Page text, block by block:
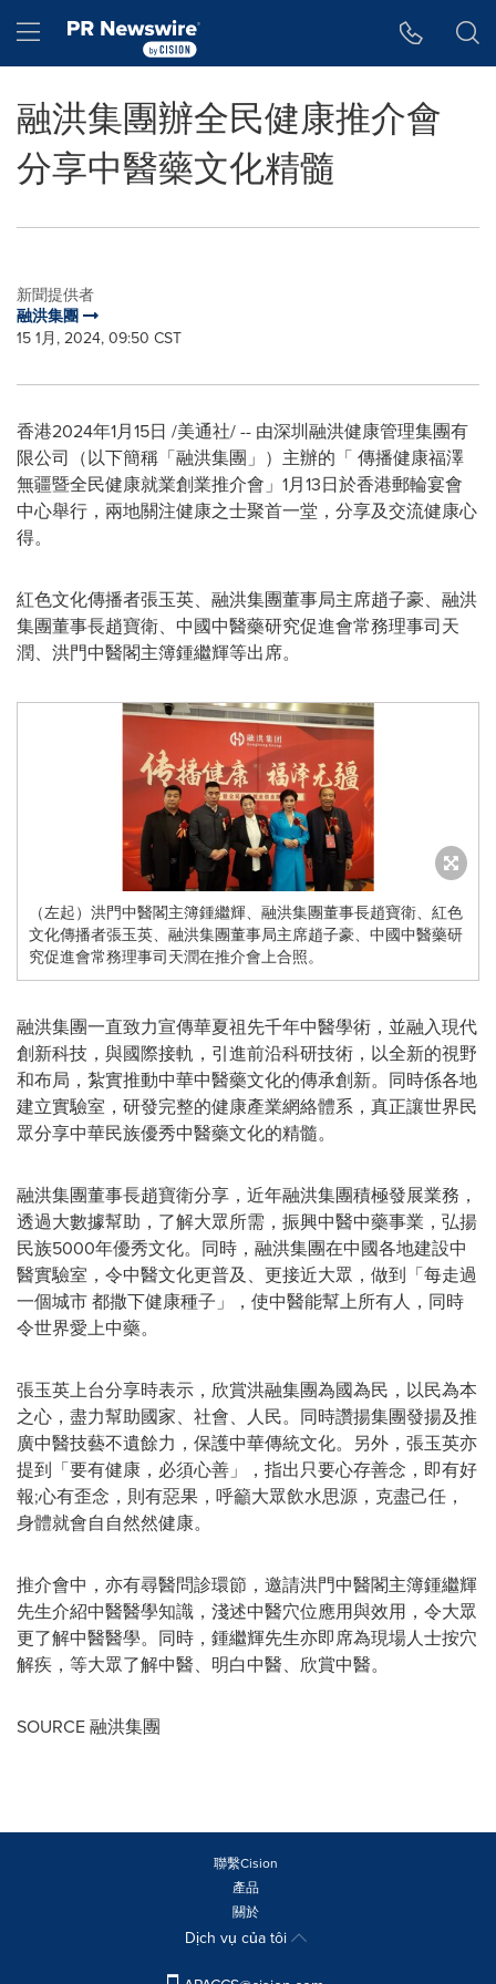
Hamburger menu
融洪集團辦全民健康推介會
分享中醫藥文化精髓
新聞提供者
融洪集團
15 1月, 2024, 09:50 CST
香港2024年1月15日 /美通社/ -- 由深圳融洪健康管理集團有
限公司（以下簡稱「融洪集團」）主辦的「 傳播健康福澤
無疆暨全民健康就業創業推介會」1月13日於香港郵輪宴會
中心舉行，兩地關注健康之士聚首一堂，分享及交流健康心
得。
紅色文化傳播者張玉英、融洪集團董事局主席趙子豪、融洪
集團董事長趙寶衛、中國中醫藥研究促進會常務理事司天
潤、洪門中醫閣主簿鍾繼輝等出席。
（左起）洪門中醫閣主簿鍾繼輝、融洪集團董事長趙寶衛、紅色
文化傳播者張玉英、融洪集團董事局主席趙子豪、中國中醫藥研
究促進會常務理事司天潤在推介會上合照。
融洪集團一直致力宣傳華夏祖先千年中醫學術，並融入現代
創新科技，與國際接軌，引進前沿科研技術，以全新的視野
和布局，紮實推動中華中醫藥文化的傳承創新。同時係各地
建立實驗室，研發完整的健康產業網絡體系，真正讓世界民
眾分享中華民族優秀中醫藥文化的精髓。
融洪集團董事長趙寶衛分享，近年融洪集團積極發展業務，
透過大數據幫助，了解大眾所需，振興中醫中藥事業，弘揚
民族5000年優秀文化。同時，融洪集團在中國各地建設中
醫實驗室，令中醫文化更普及、更接近大眾，做到「每走過
一個城市 都撒下健康種子」，使中醫能幫上所有人，同時
令世界愛上中藥。
張玉英上台分享時表示，欣賞洪融集團為國為民，以民為本
之心，盡力幫助國家、社會、人民。同時讚揚集團發揚及推
廣中醫技藝不遺餘力，保護中華傳統文化。另外，張玉英亦
提到「要有健康，必須心善」，指出只要心存善念，即有好
報;心有歪念，則有惡果，呼籲大眾飲水思源，克盡己任，
身體就會自自然然健康。
推介會中，亦有尋醫問診環節，邀請洪門中醫閣主簿鍾繼輝
先生介紹中醫醫學知識，淺述中醫穴位應用與效用，令大眾
更了解中醫醫學。同時，鍾繼輝先生亦即席為現場人士按穴
解疾，等大眾了解中醫、明白中醫、欣賞中醫。
SOURCE 融洪集團
聯繫Cision
產品
關於
Dịch vụ của tôi